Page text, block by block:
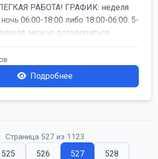
РАБОТА! ГРАФИК: неделя
06:00-18:00 либо 18:00-06:00. 5-
можно договориться
Подробнее
Страница 527 из 1123
525 526 527 528